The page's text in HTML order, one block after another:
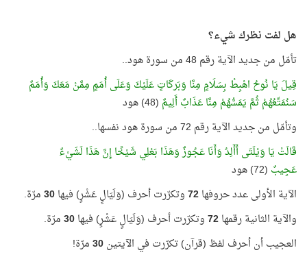
هل لفت نظرك شيء؟
تأمّل من جديد الآية رقم 48 من سورة هود..
قِيلَ يَا نُوحُ اهْبِطْ بِسَلَامٍ مِنَّا وَبَركَاتٍ عَلَيْكَ وَعَلَى أُمَمٍ مِمَّنْ مَعَكَ وَأُمَمٌ
سَنُمَتِّعُهُمْ ثُمَّ يَمَسُّهُمْ مِنَّا عَذَابٌ أَلِيمٌ (48) هود
وتأمّل من جديد الآية رقم 72 من سورة هود نفسها..
قَالَتْ يَا وَيْلَتَى أَأَلِدُ وَأَنَا عَجُوزٌ وَهَذَا بَعْلِي شَيْخًا إِنَّ هَذَا لَشَيْءٌ
عَجِيبٌ (72) هود
الآية الأولى عدد حروفها72وتكرّرت أحرف (وَلَيَالٍ عَشْرٍ) فيها30مرّة.
والآية الثانية رقمها72وتكرّرت أحرف (وَلَيَالٍ عَشْرٍ) فيها30مرّة.
العجيب أن أحرف لفظ (قرآن) تكرّرت في الآيتين30مرّة!